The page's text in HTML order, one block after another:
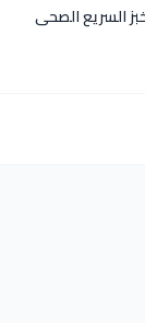
السريع الصحى